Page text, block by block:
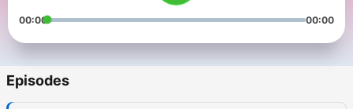
00:00 00:00
Episodes